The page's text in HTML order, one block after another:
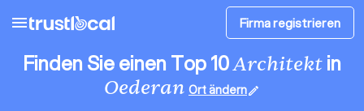
menu Firma registrieren
Finden Sie einen Top 10Architektin
Oederan Ort ändernedit